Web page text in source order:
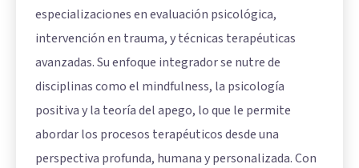
especializaciones en evaluación psicológica,
intervención en trauma, y técnicas terapéuticas
avanzadas. Su enfoque integrador se nutre de
disciplinas como el mindfulness, la psicología
positiva y la teoría del apego, lo que le permite
abordar los procesos terapéuticos desde una
perspectiva profunda, humana y personalizada. Con